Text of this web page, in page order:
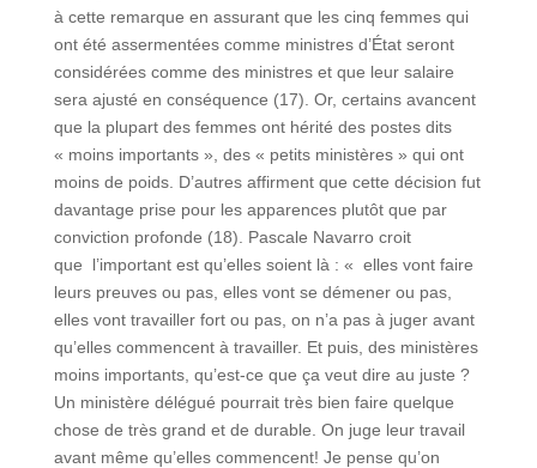
à cette remarque en assurant que les cinq femmes qui
ont été assermentées comme ministres d’État seront
considérées comme des ministres et que leur salaire
sera ajusté en conséquence (17). Or, certains avancent
que la plupart des femmes ont hérité des postes dits
« moins importants », des « petits ministères » qui ont
moins de poids. D’autres affirment que cette décision fut
davantage prise pour les apparences plutôt que par
conviction profonde (18). Pascale Navarro croit
que l’important est qu’elles soient là : « elles vont faire
leurs preuves ou pas, elles vont se démener ou pas,
elles vont travailler fort ou pas, on n’a pas à juger avant
qu’elles commencent à travailler. Et puis, des ministères
moins importants, qu’est-ce que ça veut dire au juste ?
Un ministère délégué pourrait très bien faire quelque
chose de très grand et de durable. On juge leur travail
avant même qu’elles commencent! Je pense qu’on